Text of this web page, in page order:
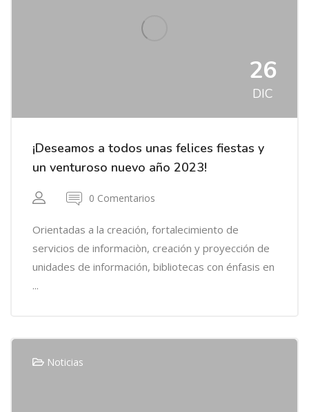
26
DIC
¡Deseamos a todos unas felices fiestas y
un venturoso nuevo año 2023!
0 Comentarios
Orientadas a la creación, fortalecimiento de
servicios de informaciòn, creación y proyección de
unidades de información, bibliotecas con énfasis en
...
Noticias